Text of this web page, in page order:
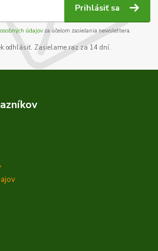
Prihlásiť sa
údajov za účelom zasielania newslettera.
odhlásiť. Zasielame raz za 14 dní.